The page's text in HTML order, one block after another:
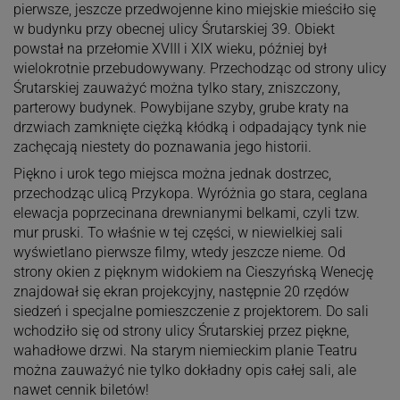
pierwsze, jeszcze przedwojenne kino miejskie mieściło się
w budynku przy obecnej ulicy Śrutarskiej 39. Obiekt
powstał na przełomie XVIII i XIX wieku, później był
wielokrotnie przebudowywany. Przechodząc od strony ulicy
Śrutarskiej zauważyć można tylko stary, zniszczony,
parterowy budynek. Powybijane szyby, grube kraty na
drzwiach zamknięte ciężką kłódką i odpadający tynk nie
zachęcają niestety do poznawania jego historii.
Piękno i urok tego miejsca można jednak dostrzec,
przechodząc ulicą Przykopa. Wyróżnia go stara, ceglana
elewacja poprzecinana drewnianymi belkami, czyli tzw.
mur pruski. To właśnie w tej części, w niewielkiej sali
wyświetlano pierwsze filmy, wtedy jeszcze nieme. Od
strony okien z pięknym widokiem na Cieszyńską Wenecję
znajdował się ekran projekcyjny, następnie 20 rzędów
siedzeń i specjalne pomieszczenie z projektorem. Do sali
wchodziło się od strony ulicy Śrutarskiej przez piękne,
wahadłowe drzwi. Na starym niemieckim planie Teatru
można zauważyć nie tylko dokładny opis całej sali, ale
nawet cennik biletów!